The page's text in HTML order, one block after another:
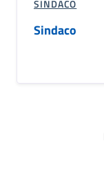
SINDACO
Sindaco